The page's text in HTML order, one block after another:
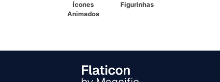
Ícones
Animados
Figurinhas